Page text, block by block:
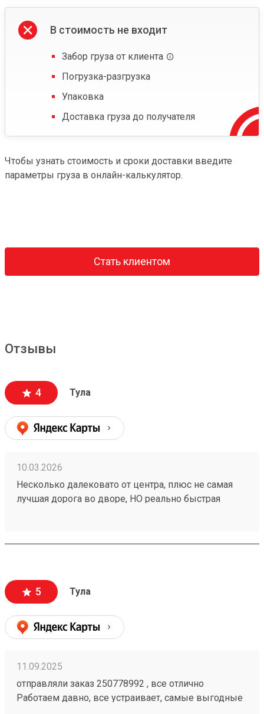
В стоимость не входит
Забор груза от клиента
Погрузка-разгрузка
Упаковка
Доставка груза до получателя
Чтобы узнать стоимость и сроки доставки введите
параметры груза в онлайн-калькулятор.
Стать клиентом
Отзывы
4 Тула
10.03.2026
Несколько далековато от центра, плюс не самая
лучшая дорога во дворе, НО реально быстрая
Заказ 260094869.
5 Тула
11.09.2025
отправляли заказ 250778992 , все отлично
Работаем давно, все устраивает, самые выгодные